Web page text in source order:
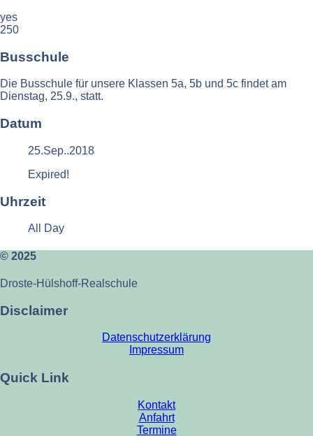
yes
250
Busschule
Die Busschule für unsere Klassen 5a, 5b und 5c findet am
Dienstag, 25.9., statt.
Datum
25.Sep..2018
Expired!
Uhrzeit
All Day
© 2025
Droste-Hülshoff-Realschule
Disclaimer
Datenschutzerklärung
Impressum
Quick Link
Kontakt
Anfahrt
Termine